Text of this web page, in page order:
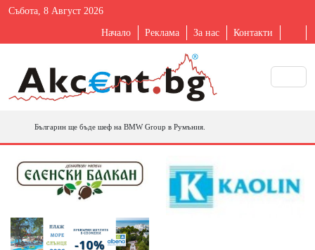
Събота, 8 Август 2026
Начало Реклама За нас Контакти
Българин ще бъде шеф на BMW Group в Румъния.